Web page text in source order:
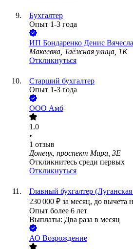
Бухгалтер
Опыт 1-3 года
ИП Бондаренко Денис
Макеевка, Таёжная улица, 1К
Откликнуться
Старший бухгалтер
Опыт 1-3 года
ООО Амб
1.0
•
1 отзыв
Донецк, проспект Мира, 3Е
Откликнитесь среди первых
Откликнуться
Главный бухгалтер
230 000 ₽ за месяц, до вычета
Опыт более 6 лет
Выплаты: Два раза в месяц
АО Возрождение